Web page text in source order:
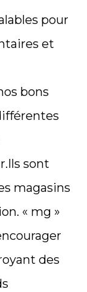
pour
et
bons
sont
magasins
« mg »
des